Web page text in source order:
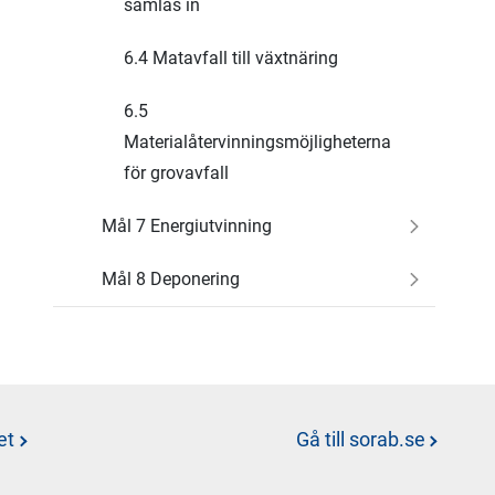
samlas in
6.4 Matavfall till växtnäring
6.5
Materialåtervinningsmöjligheterna
för grovavfall
Mål 7 Energiutvinning
Mål 8 Deponering
Gå till sorab.se